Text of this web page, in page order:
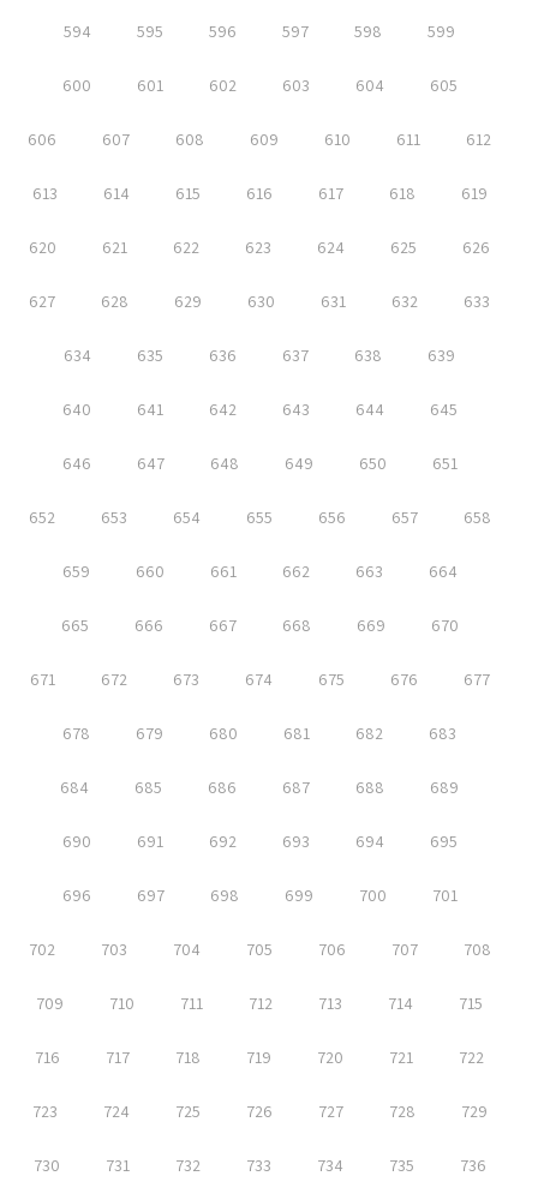
594 595 596 597 598 599
600 601 602 603 604 605
606 607 608 609 610 611 612
613 614 615 616 617 618 619
620 621 622 623 624 625 626
627 628 629 630 631 632 633
634 635 636 637 638 639
640 641 642 643 644 645
646 647 648 649 650 651
652 653 654 655 656 657 658
659 660 661 662 663 664
665 666 667 668 669 670
671 672 673 674 675 676 677
678 679 680 681 682 683
684 685 686 687 688 689
690 691 692 693 694 695
696 697 698 699 700 701
702 703 704 705 706 707 708
709 710 711 712 713 714 715
716 717 718 719 720 721 722
723 724 725 726 727 728 729
730 731 732 733 734 735 736